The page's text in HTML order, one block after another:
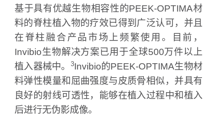
基于具有优越生物相容性的PEEK-OPTIMA材
料的脊柱植入物的疗效已得到广泛认可，并且
在脊柱融合产品市场上频繁使用。目前，
Invibio生物解决方案已用于全球500万件以上
植入器械中。
3Invibio的PEEK-OPTIMA生物材
料弹性模量和屈曲强度与皮质骨相似，并具有
良好的射线可透性，能够在植入过程中和植入
后进行无伪影成像。